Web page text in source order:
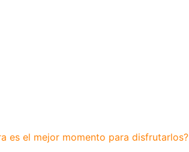
es el mejor momento para disfrutarlos?